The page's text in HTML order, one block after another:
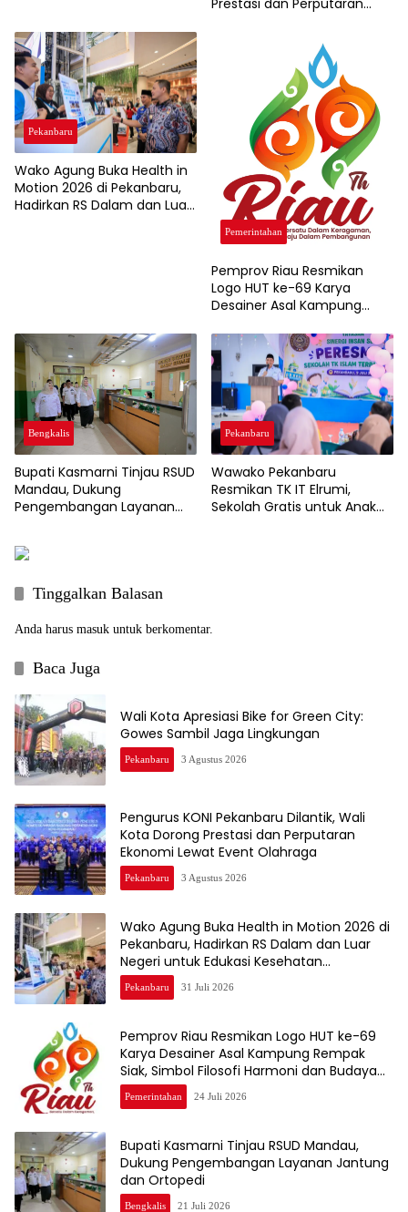
Prestasi dan Perputaran
Pekanbaru
Wako Agung Buka Health in
Motion 2026 di Pekanbaru,
Hadirkan RS Dalam dan Luar
Pemerintahan
Pemprov Riau Resmikan
Logo HUT ke-69 Karya
Desainer Asal Kampung
Harmoni dan Budaya
Melayu
Bengkalis
Bupati Kasmarni Tinjau RSUD
Mandau, Dukung
Pengembangan Layanan
Pekanbaru
Wawako Pekanbaru
Resmikan TK IT Elrumi,
Sekolah Gratis untuk Anak
Tinggalkan Balasan
Anda harus masuk untuk berkomentar.
Baca Juga
Wali Kota Apresiasi Bike for Green City:
Gowes Sambil Jaga Lingkungan
Pekanbaru 3 Agustus 2026
Pengurus KONI Pekanbaru Dilantik, Wali
Kota Dorong Prestasi dan Perputaran
Ekonomi Lewat Event Olahraga
Pekanbaru 3 Agustus 2026
Wako Agung Buka Health in Motion 2026 di
Pekanbaru, Hadirkan RS Dalam dan Luar
Negeri untuk Edukasi Kesehatan
Masyarakat
Pekanbaru 31 Juli 2026
Pemprov Riau Resmikan Logo HUT ke-69
Karya Desainer Asal Kampung Rempak
Siak, Simbol Filosofi Harmoni dan Budaya
Melayu
Pemerintahan 24 Juli 2026
Bupati Kasmarni Tinjau RSUD Mandau,
Dukung Pengembangan Layanan Jantung
dan Ortopedi
Bengkalis 21 Juli 2026